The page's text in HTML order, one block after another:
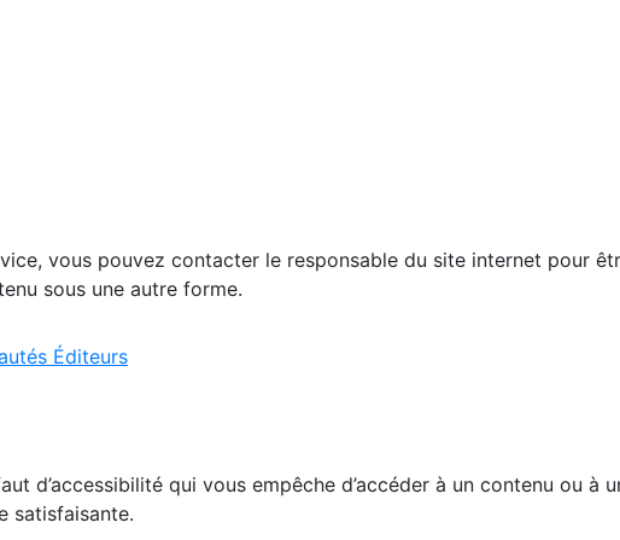
vous pouvez contacter le responsable du site internet pour
sous une autre forme.
Éditeurs
d’accessibilité qui vous empêche d’accéder à un contenu ou à
satisfaisante.